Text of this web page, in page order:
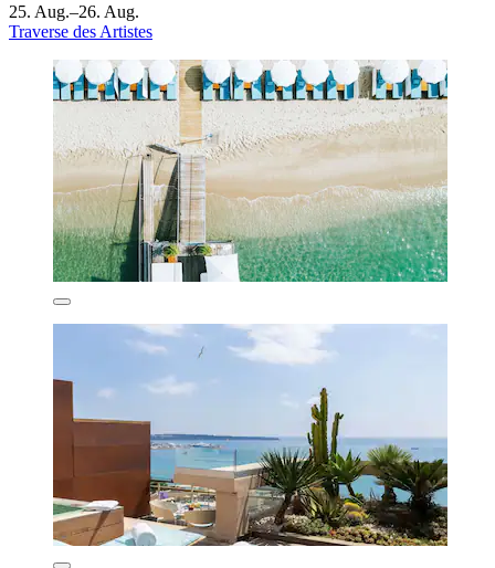
25. Aug.–26. Aug.
Traverse des Artistes